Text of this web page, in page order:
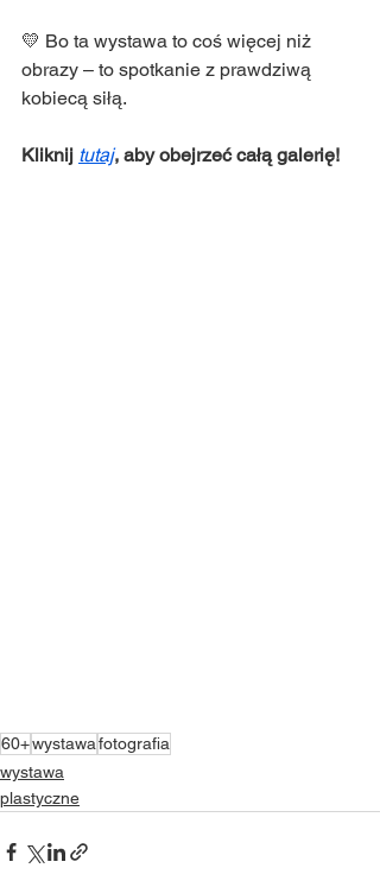
💛 Bo ta wystawa to coś więcej niż
obrazy – to spotkanie z prawdziwą
kobiecą siłą.
Kliknij tutaj, aby obejrzeć całą galerię!
60+wystawafotografia
wystawa
plastyczne